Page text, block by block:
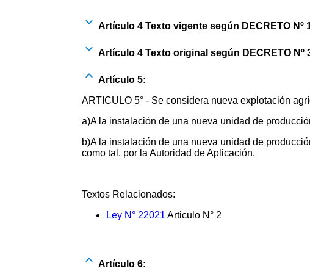
Artículo 4 Texto vigente según DECRETO Nº
Artículo 4 Texto original según DECRETO Nº
Artículo 5:
ARTICULO 5° - Se considera nueva explotación
a)A la instalación de una nueva unidad de
b)A la instalación de una nueva unidad de
como tal, por la Autoridad de Aplicación.
Textos Relacionados:
Ley N° 22021 Articulo N° 2
Artículo 6: